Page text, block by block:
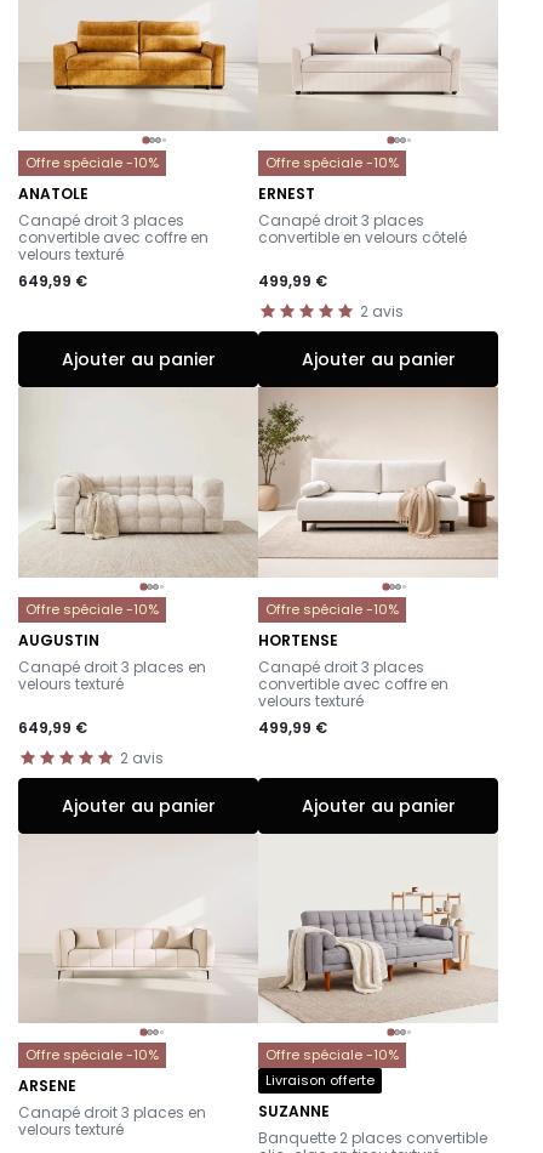
Offre spéciale -10%
ANATOLE
-
Canapé droit 3 places
convertible avec coffre en
velours texturé
649,99 €
Ajouter au panier
Offre spéciale -10%
ERNEST
-
Canapé droit 3 places
convertible en velours côtelé
499,99 €
2 avis
Ajouter au panier
Offre spéciale -10%
AUGUSTIN
-
Canapé droit 3 places en
velours texturé
649,99 €
2 avis
Ajouter au panier
Offre spéciale -10%
HORTENSE
-
Canapé droit 3 places
convertible avec coffre en
velours texturé
499,99 €
Ajouter au panier
Offre spéciale -10%
ARSENE
-
Canapé droit 3 places en
velours texturé
Offre spéciale -10%
Livraison offerte
SUZANNE
-
Banquette 2 places convertible